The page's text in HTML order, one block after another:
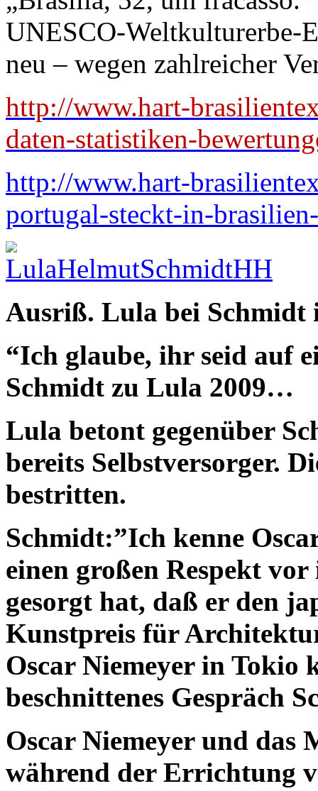
UNESCO-Weltkulturerbe-
neu – wegen zahlreicher
http://www.hart-
daten-statistiken-
http://www.hart-
portugal-steckt-in-
Ausriß. Lula bei Schmidt
“Ich glaube, ihr seid auf
Schmidt zu Lula 2009…
Lula betont gegenüber
bereits Selbstversorger.
bestritten.
Schmidt:”Ich kenne
einen großen Respekt
gesorgt hat, daß er den
Kunstpreis für
Oscar Niemeyer in Tokio
beschnittenes Gespräch
Oscar Niemeyer und das
während der Errichtung